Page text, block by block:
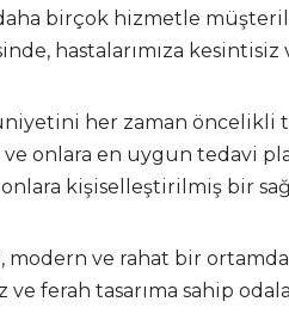
birçok hizmetle
hastalarımıza
her zaman öncelikli
onlara en uygun tedavi
onlara kişiselleştirilmiş bir
modern ve rahat bir
ve ferah tasarıma sahip